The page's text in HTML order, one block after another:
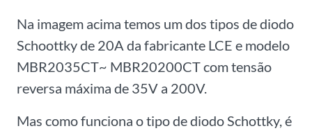
Na imagem acima temos um dos tipos de diodo
Schoottky de 20A da fabricante LCE e modelo
MBR2035CT~ MBR20200CT com tensão
reversa máxima de 35V a 200V.
Mas como funciona o tipo de diodo Schottky, é